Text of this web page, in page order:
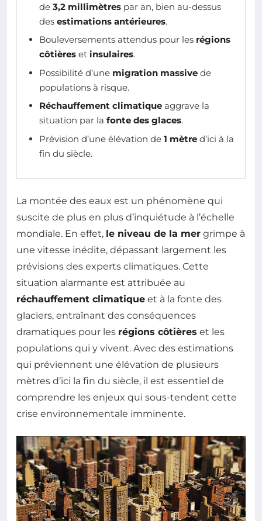
de 3,2 millimètres par an, bien au-dessus
des estimations antérieures.
Bouleversements attendus pour les régions
côtières et insulaires.
Possibilité d’une migration massive de
populations à risque.
Réchauffement climatique aggrave la
situation par la fonte des glaces.
Prévision d’une élévation de 1 mètre d’ici à la
fin du siècle.
La montée des eaux est un phénomène qui
suscite de plus en plus d’inquiétude à l’échelle
mondiale. En effet, le niveau de la mer grimpe à
une vitesse inédite, dépassant largement les
prévisions des experts climatiques. Cette
situation alarmante est attribuée au
réchauffement climatique et à la fonte des
glaciers, entraînant des conséquences
dramatiques pour les régions côtières et les
populations qui y vivent. Avec des estimations
qui préviennent une élévation de plusieurs
mètres d’ici la fin du siècle, il est essentiel de
comprendre les enjeux qui sous-tendent cette
crise environnementale imminente.